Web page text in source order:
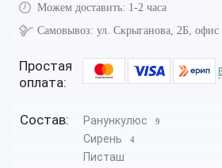
Можем доставить: 1-2 часа
Самовывоз: ул. Скрыганова, 2Б, офис
Простая
оплата:
Состав: Ранункулюс 9
Сирень 4
Писташ